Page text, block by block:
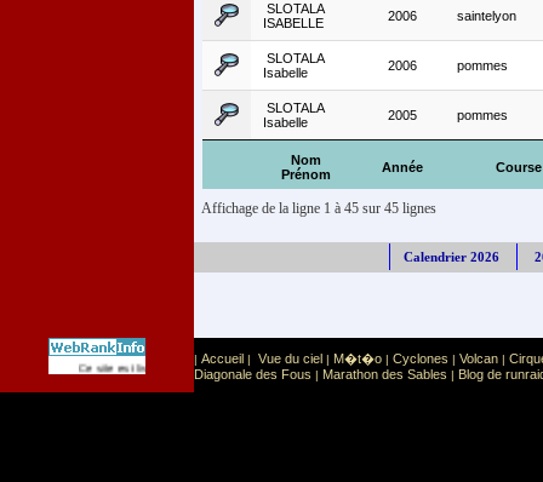
Nom
Prénom
Année Course
SLOTALA
ISABELLE
2006 saintelyon
SLOTALA
Isabelle
2006 pommes
SLOTALA
Isabelle
2005 pommes
Affichage de la ligne 1 à 45 sur 45 lignes
Calendrier 2026
Ce site est list� dans la cat�gorie Sport: Sports extr�mes
| Accueil | Vue du ciel | M�t�o | Cyclones | Volcan |
Diagonale des Fous | Marathon des Sables | Blog de